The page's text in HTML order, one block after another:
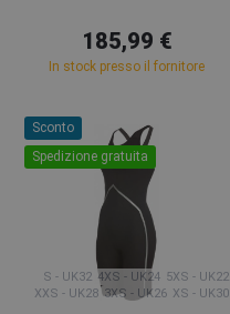
185,99 €
In stock presso il fornitore
Sconto
Spedizione gratuita
XXS - UK28 3XS - UK26 XS - UK30
S - UK32 4XS - UK24 5XS - UK22